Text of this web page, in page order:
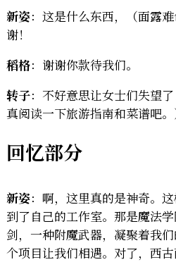
新姿：这是什么东西，（面露
谢！
稻格：谢谢你款待我们。
转子：不好意思让女士们失望
真阅读一下旅游指南和菜谱吧。
回忆部分
新姿：啊，这里真的是神奇。
到了自己的工作室。那是魔法
剑，一种附魔武器，凝聚着我
个项目让我们相遇。对了，西古